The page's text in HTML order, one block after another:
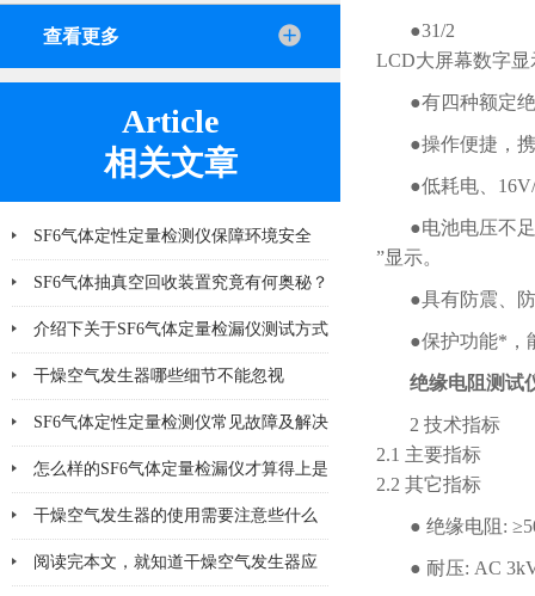
查看更多
Article
相关文章
SF6气体定性定量检测仪保障环境安全
SF6气体抽真空回收装置究竟有何奥秘？
介绍下关于SF6气体定量检漏仪测试方式
的优缺点
干燥空气发生器哪些细节不能忽视
SF6气体定性定量检测仪常见故障及解决
方法大全
怎么样的SF6气体定量检漏仪才算得上是
好产品
干燥空气发生器的使用需要注意些什么
阅读完本文，就知道干燥空气发生器应
●31/2
LCD大屏幕数字
●有四种额定
●操作便捷，
●低耗电、
●电池电压不
”显示。
●具有防震、
●保护功能*，
绝缘电阻测试
2 技术指标
2.1 主要指标
2.2 其它指标
● 绝缘电阻:
● 耐压: AC